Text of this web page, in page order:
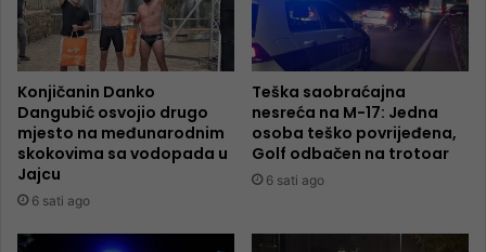
Konjičanin Danko
Dangubić osvojio drugo
mjesto na međunarodnim
skokovima sa vodopada u
Jajcu
6 sati ago
Teška saobraćajna
nesreća na M-17: Jedna
osoba teško povrijeđena,
Golf odbačen na trotoar
6 sati ago